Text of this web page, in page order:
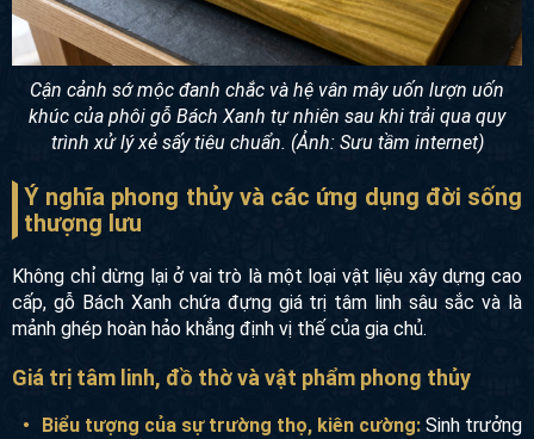
Cận cảnh sớ mộc đanh chắc và hệ vân mây uốn lượn uốn
khúc của phôi gỗ Bách Xanh tự nhiên sau khi trải qua quy
trình xử lý xẻ sấy tiêu chuẩn. (Ảnh: Sưu tầm internet)
Ý nghĩa phong thủy và các ứng dụng đời sống
thượng lưu
Không chỉ dừng lại ở vai trò là một loại vật liệu xây dựng cao
cấp, gỗ Bách Xanh chứa đựng giá trị tâm linh sâu sắc và là
mảnh ghép hoàn hảo khẳng định vị thế của gia chủ.
Giá trị tâm linh, đồ thờ và vật phẩm phong thủy
Biểu tượng của sự trường thọ, kiên cường: Sinh trưởng